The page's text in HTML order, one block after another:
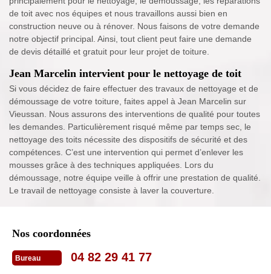
de toit avec nos équipes et nous travaillons aussi bien en
construction neuve ou à rénover. Nous faisons de votre demande
notre objectif principal. Ainsi, tout client peut faire une demande
de devis détaillé et gratuit pour leur projet de toiture.
Jean Marcelin intervient pour le nettoyage de toit
Si vous décidez de faire effectuer des travaux de nettoyage et de
démoussage de votre toiture, faites appel à Jean Marcelin sur
Vieussan. Nous assurons des interventions de qualité pour toutes
les demandes. Particulièrement risqué même par temps sec, le
nettoyage des toits nécessite des dispositifs de sécurité et des
compétences. C’est une intervention qui permet d’enlever les
mousses grâce à des techniques appliquées. Lors du
démoussage, notre équipe veille à offrir une prestation de qualité.
Le travail de nettoyage consiste à laver la couverture.
Nos coordonnées
Bureau 04 82 29 41 77